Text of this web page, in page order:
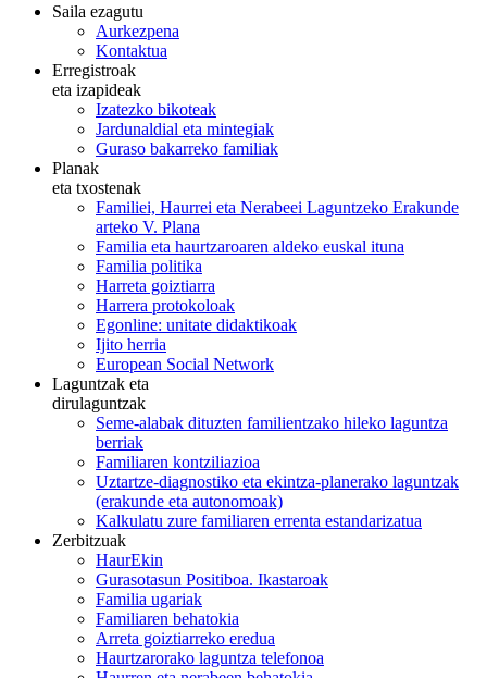
Saila ezagutu
Aurkezpena
Kontaktua
Erregistroak
eta izapideak
Izatezko bikoteak
Jardunaldial eta mintegiak
Guraso bakarreko familiak
Planak
eta txostenak
Familiei, Haurrei eta Nerabeei Laguntzeko Erakunde
arteko V. Plana
Familia eta haurtzaroaren aldeko euskal ituna
Familia politika
Harreta goiztiarra
Harrera protokoloak
Egonline: unitate didaktikoak
Ijito herria
European Social Network
Laguntzak eta
dirulaguntzak
Seme-alabak dituzten familientzako hileko laguntza
berriak
Familiaren kontziliazioa
Uztartze-diagnostiko eta ekintza-planerako laguntzak
(erakunde eta autonomoak)
Kalkulatu zure familiaren errenta estandarizatua
Zerbitzuak
HaurEkin
Gurasotasun Positiboa. Ikastaroak
Familia ugariak
Familiaren behatokia
Arreta goiztiarreko eredua
Haurtzarorako laguntza telefonoa